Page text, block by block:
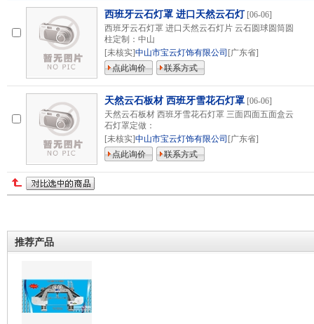
西班牙云石灯罩 进口天然云石灯 [06-06]
西班牙云石灯罩 进口天然云石灯片 云石圆球圆筒圆
柱定制：中山
[未核实]中山市宝云灯饰有限公司 [广东省]
点此询价
联系方式
天然云石板材 西班牙雪花石灯罩 [06-06]
天然云石板材 西班牙雪花石灯罩 三面四面五面盒云
石灯罩定做：
[未核实]中山市宝云灯饰有限公司 [广东省]
点此询价
联系方式
推荐产品